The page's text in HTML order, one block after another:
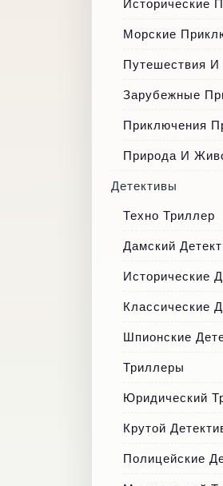
Исторические
Морские
Путешествия И
Зарубежные
Приключения
Природа И
Детективы
Техно Триллер
Дамский
Исторические
Классические
Шпионские
Триллеры
Юридический
Крутой
Полицейские